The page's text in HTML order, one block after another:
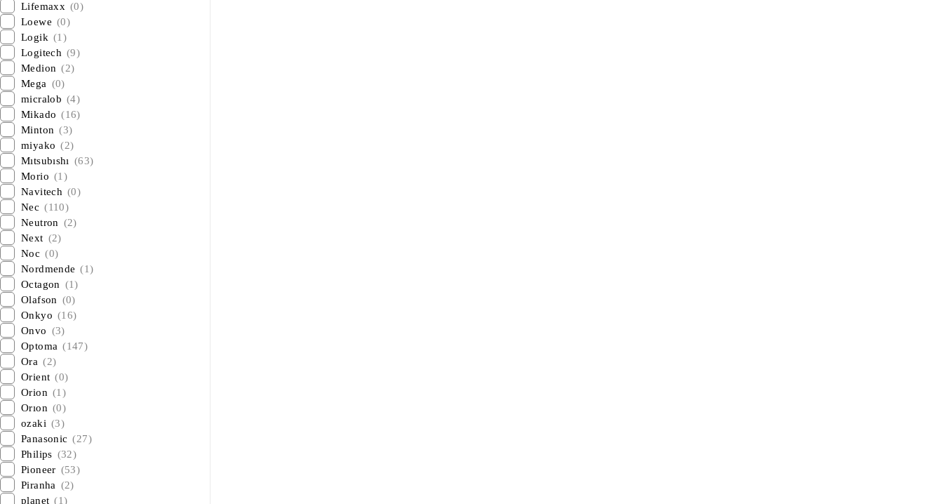
Lifemaxx (0)
Loewe (0)
Logik (1)
Logitech (9)
Medion (2)
Mega (0)
micralob (4)
Mikado (16)
Minton (3)
miyako (2)
Mıtsubıshı (63)
Morio (1)
Navitech (0)
Nec (110)
Neutron (2)
Next (2)
Noc (0)
Nordmende (1)
Octagon (1)
Olafson (0)
Onkyo (16)
Onvo (3)
Optoma (147)
Ora (2)
Orient (0)
Orion (1)
Orıon (0)
ozaki (3)
Panasonic (27)
Philips (32)
Pioneer (53)
Piranha (2)
planet (1)